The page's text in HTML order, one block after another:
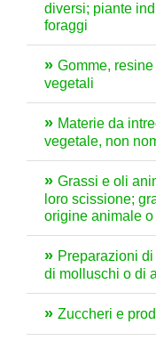
diversi; piante
foraggi
Gomme,
vegetali
Materie da
vegetale, non
Grassi e oli
loro scissione;
origine animale
Preparazioni
di molluschi o di
Zuccheri e